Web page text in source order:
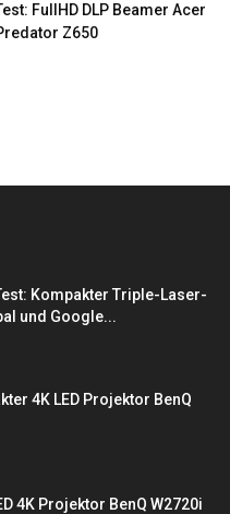
FullHD DLP Beamer Acer
Z650
Kompakter Triple-Laser-
und Google...
4K LED Projektor BenQ
4K Projektor BenQ W2720i